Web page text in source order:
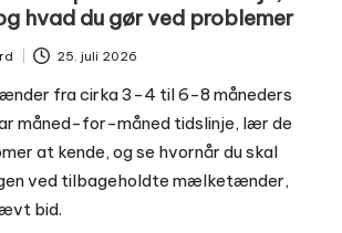
hvad du gør ved problemer
25. juli 2026
fra cirka 3-4 til 6-8 måneders
måned-for-måned tidslinje, lær de
at kende, og se hvornår du skal
ved tilbageholdte mælketænder,
bid.